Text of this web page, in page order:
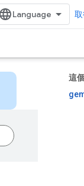
這